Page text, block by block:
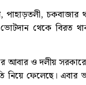
চকবাজার
থেকে বিরত
আবার ও দলীয়
নিয়ে ফেলেছে।